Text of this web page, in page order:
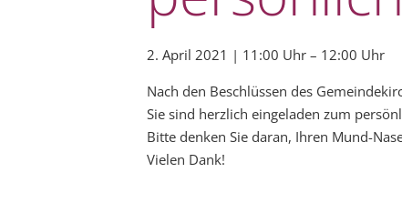
2. April 2021 | 11:00 Uhr – 12:00 Uhr
Nach den Beschlüssen des
Sie sind herzlich eingeladen zum
Bitte denken Sie daran, Ihren Mund-
Vielen Dank!